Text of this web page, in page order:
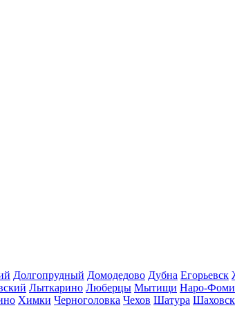
Долгопрудный Домодедово Дубна Егорьевск
Лыткарино Люберцы Мытищи Наро-
Химки Черноголовка Чехов Шатура